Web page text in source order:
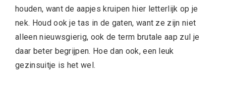
houden, want de aapjes kruipen hier letterlijk op je
nek. Houd ook je tas in de gaten, want ze zijn niet
alleen nieuwsgierig, ook de term brutale aap zul je
daar beter begrijpen. Hoe dan ook, een leuk
gezinsuitje is het wel.